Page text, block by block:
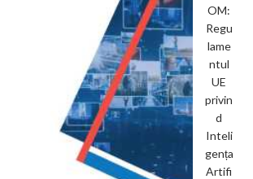
OM:
Regu
lame
ntul
UE
privin
d
Inteli
gența
Artifi